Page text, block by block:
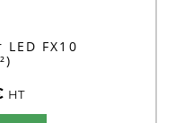
FX10
HT